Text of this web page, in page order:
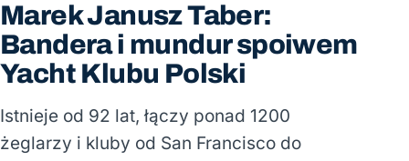
Marek Janusz Taber:
Bandera i mundur spoiwem
Yacht Klubu Polski
Istnieje od 92 lat, łączy ponad 1200
żeglarzy i kluby od San Francisco do